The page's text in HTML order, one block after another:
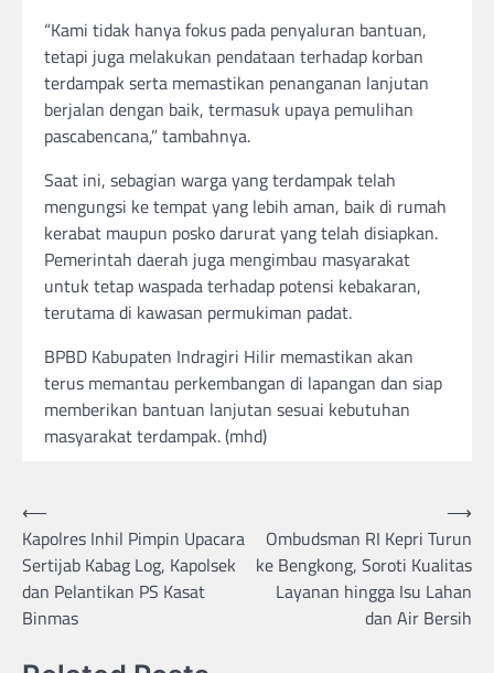
“Kami tidak hanya fokus pada penyaluran bantuan,
tetapi juga melakukan pendataan terhadap korban
terdampak serta memastikan penanganan lanjutan
berjalan dengan baik, termasuk upaya pemulihan
pascabencana,” tambahnya.
Saat ini, sebagian warga yang terdampak telah
mengungsi ke tempat yang lebih aman, baik di rumah
kerabat maupun posko darurat yang telah disiapkan.
Pemerintah daerah juga mengimbau masyarakat
untuk tetap waspada terhadap potensi kebakaran,
terutama di kawasan permukiman padat.
BPBD Kabupaten Indragiri Hilir memastikan akan
terus memantau perkembangan di lapangan dan siap
memberikan bantuan lanjutan sesuai kebutuhan
masyarakat terdampak. (mhd)
Post
navigation
⟵
Kapolres Inhil Pimpin Upacara
Sertijab Kabag Log, Kapolsek
dan Pelantikan PS Kasat
Binmas
Ombudsman RI Kepri Turun
ke Bengkong, Soroti Kualitas
Layanan hingga Isu Lahan
dan Air Bersih
⟶